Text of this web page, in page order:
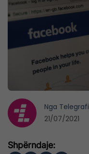
Nga Telegrafi
21/07/2021